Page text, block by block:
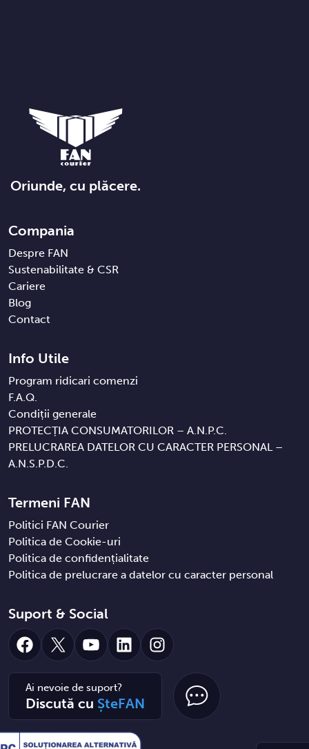
Oriunde, cu plăcere.
Compania
Despre FAN
Sustenabilitate & CSR
Cariere
Blog
Contact
Termeni FAN
Politici FAN Courier
Politica de Cookie-uri
Politica de confidențialitate
Politica de prelucrare a datelor cu caracter personal
Info Utile
Program ridicari comenzi
F.A.Q.
Condiții generale
PROTECȚIA CONSUMATORILOR – A.N.P.C.
PRELUCRAREA DATELOR CU CARACTER PERSONAL –
A.N.S.P.D.C.
Suport & Social
Facebook
X YouTube
LinkedInInstagram
Ai nevoie de suport?
Discută cu ȘteFAN